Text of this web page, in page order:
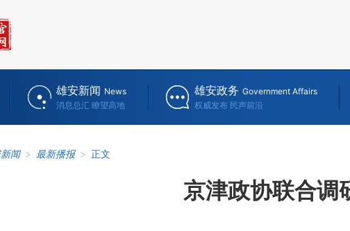
雄安新闻 News
消息总汇 瞭望高地
雄安政务 Government Affairs
权威发布 民声前沿
闻 > 最新播报 > 正文
京津政协联合调